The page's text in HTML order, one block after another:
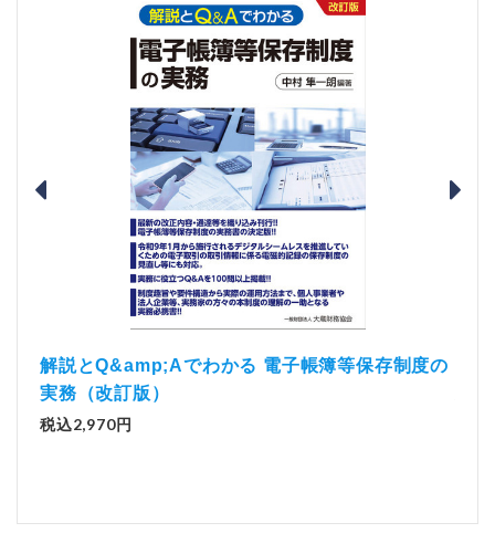
解説とQ&amp;Aでわかる 電子帳簿等保存制度の
実務（改訂版）
税込2,970円